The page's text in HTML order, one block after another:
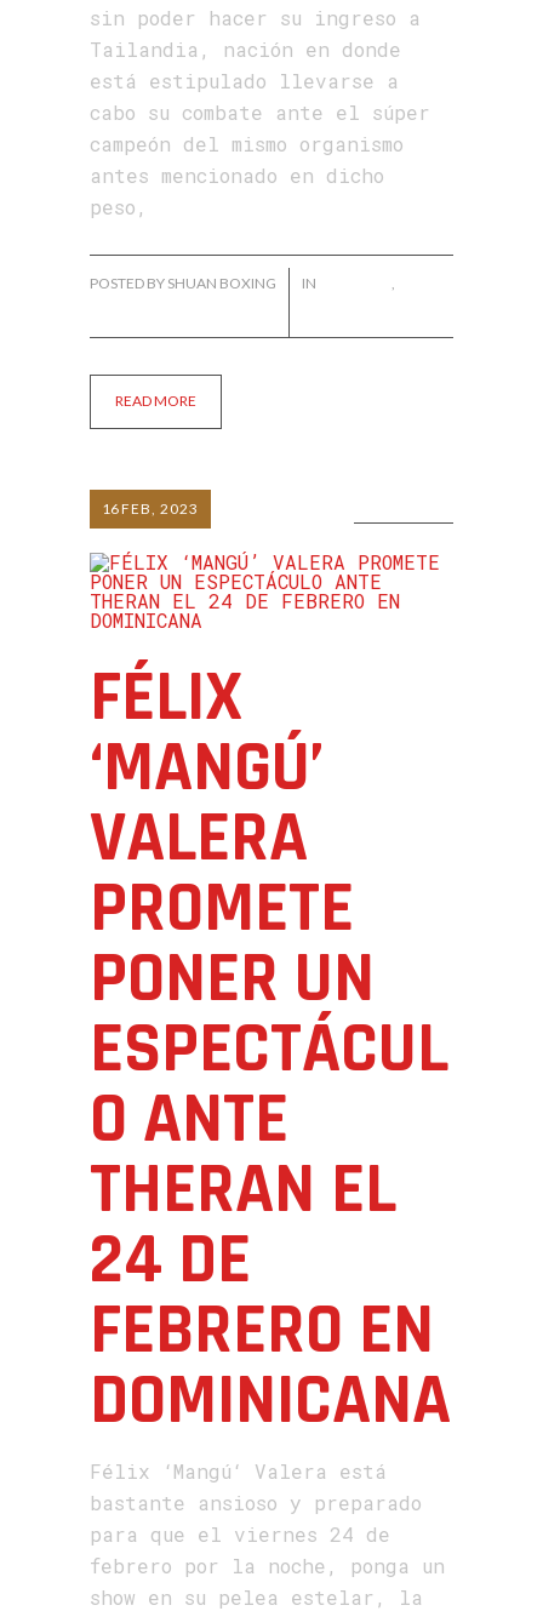
sin poder hacer su ingreso a
Tailandia, nación en donde
está estipulado llevarse a
cabo su combate ante el súper
campeón del mismo organismo
antes mencionado en dicho
peso,
READ MORE
POSTED BY SHUAN BOXING IN
,
16FEB, 2023
FÉLIX
‘MANGÚ’
VALERA
PROMETE
PONER UN
ESPECTÁCUL
O ANTE
THERAN EL
24 DE
FEBRERO EN
DOMINICANA
Félix ‘Mangú‘ Valera está
bastante ansioso y preparado
para que el viernes 24 de
febrero por la noche, ponga un
show en su pelea estelar, la